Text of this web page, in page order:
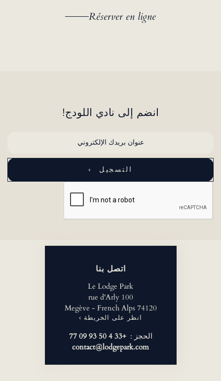
Réserver en ligne
انضم إلى نادي اللودج!
اتصل بنا
Le Lodge Park
100 rue d'Arly
74120 Megève - French Alps
انظر على الخريطة ›
الحجز :+33 4 50 93 09 77
contact@lodgepark.com